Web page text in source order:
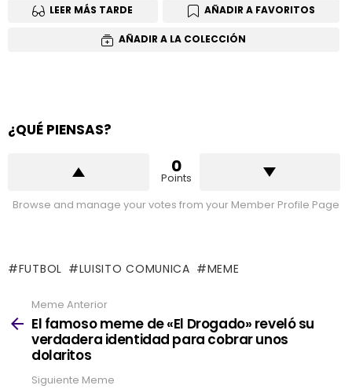
LEER MÁS TARDE AÑADIR A FAVORITOS
AÑADIR A LA COLECCIÓN
¿QUÉ PIENSAS?
0
Points
Browse and manage your votes from your Member Profile Page
FUTBOL LUISITO COMUNICA MEME
more
Meme Anterior
El famoso meme de «El Drogado» reveló su
verdadera identidad para cobrar unos
dolaritos
Siguiente Meme